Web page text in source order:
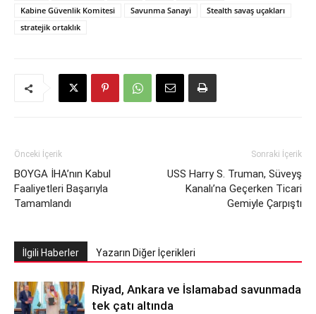
Kabine Güvenlik Komitesi
Savunma Sanayi
Stealth savaş uçakları
stratejik ortaklık
Önceki İçerik
BOYGA İHA’nın Kabul
Faaliyetleri Başarıyla
Tamamlandı
Sonraki İçerik
USS Harry S. Truman, Süveyş
Kanalı’na Geçerken Ticari
Gemiyle Çarpıştı
İlgili Haberler Yazarın Diğer İçerikleri
Riyad, Ankara ve İslamabad savunmada
tek çatı altında